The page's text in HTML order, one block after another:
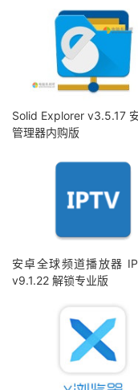
Solid Explorer v3.5.17
管理器内购版
安卓全球频道播放器
v9.1.22 解锁专业版